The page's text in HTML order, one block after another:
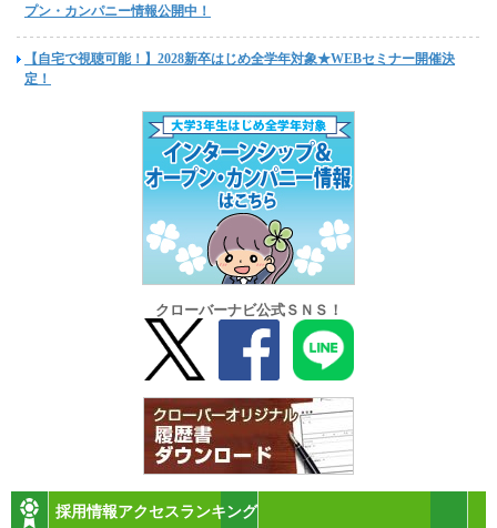
プン・カンパニー情報公開中！
【自宅で視聴可能！】2028新卒はじめ全学年対象★WEBセミナー開催決
定！
クローバーナビ公式ＳＮＳ！
採用情報アクセスランキング